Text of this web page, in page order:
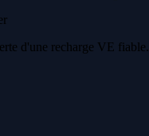
d'une recharge VE fiable.